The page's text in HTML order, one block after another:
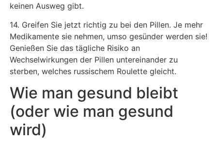
keinen Ausweg gibt.
14. Greifen Sie jetzt richtig zu bei den Pillen. Je mehr
Medikamente sie nehmen, umso gesünder werden sie!
Genießen Sie das tägliche Risiko an
Wechselwirkungen der Pillen untereinander zu
sterben, welches russischem Roulette gleicht.
Wie man gesund bleibt
(oder wie man gesund
wird)